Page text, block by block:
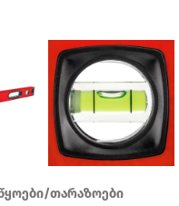
/თარაზოები